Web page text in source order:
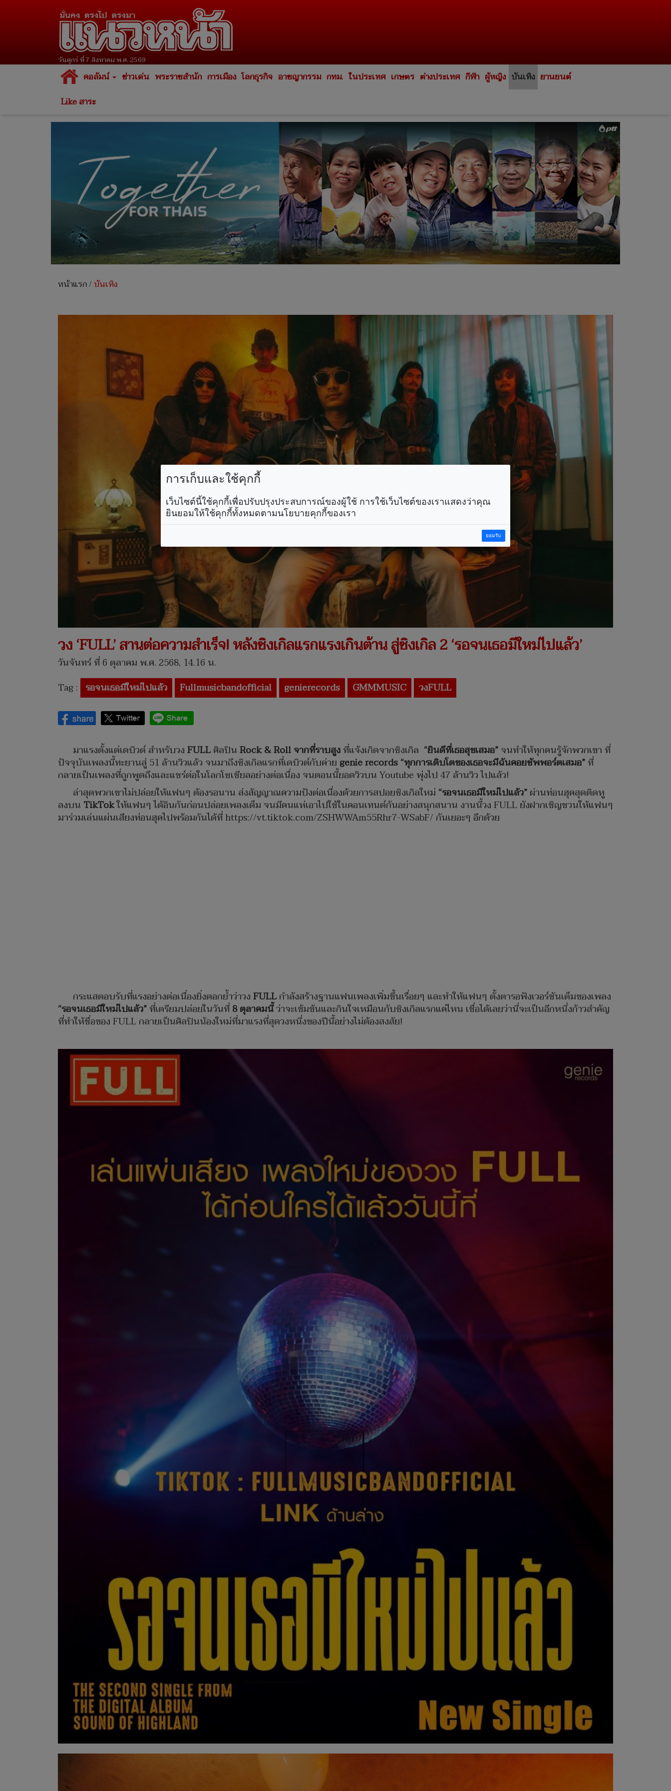
วันศุกร์ ที่ 7 สิงหาคม พ.ศ. 2569
คอลัมน์ ข่าวเด่น พระราชสำนัก การเมือง โลกธุรกิจ อาชญากรรม กทม. ในประเทศ เกษตร ต่างประเทศ กีฬา ผู้หญิง บันเทิง ยานยนต์
Like สาระ
หน้าแรก/บันเทิง
วง ‘FULL’ สานต่อความสำเร็จ! หลังซิงเกิลแรกแรงเกินต้าน สู่ซิงเกิล 2 ‘รอจนเธอมีใหม่ไปแล้ว’
วันจันทร์ ที่ 6 ตุลาคม พ.ศ. 2568, 14.16 น.
Tag : รอจนเธอมีใหม่ไปแล้ว Fullmusicbandofficial genierecords GMMMUSIC วงFULL
มาแรงตั้งแต่เดบิวต์ สำหรับวงFULLศิลปินRock & Roll จากที่ราบสูงที่แจ้งเกิดจากซิงเกิล “ยินดีที่เธอสุขเสมอ”จนทำให้ทุกคนรู้จักพวกเขา ที่
ปัจจุบันเพลงนี้ทะยานสู่ 51 ล้านวิวแล้ว จนมาถึงซิงเกิลแรกที่เดบิวต์กับค่าย genie records“ทุกการเติบโตของเธอจะมีฉันคอยซัพพอร์ตเสมอ”ที่
กลายเป็นเพลงที่ถูกพูดถึงและแชร์ต่อในโลกโซเชียลอย่างต่อเนื่อง จนตอนนี้ยอดวิวบน Youtube พุ่งไป 47 ล้านวิว ไปแล้ว!
ล่าสุดพวกเขาไม่ปล่อยให้แฟนๆ ต้องรอนาน ส่งสัญญาณความปังต่อเนื่องด้วยการสปอยซิงเกิลใหม่ “รอจนเธอมีใหม่ไปแล้ว”ผ่านท่อนฮุคสุดติดหู
ลงบน TikTokให้แฟนๆ ได้อินกันก่อนปล่อยเพลงเต็ม จนมีคนแห่เอาไปใช้ในคอนเทนต์กันอย่างสนุกสนาน งานนี้วง FULL ยังฝากเชิญชวนให้แฟนๆ
มาร่วมเล่นแผ่นเสียงท่อนฮุคไปพร้อมกันได้ที่https://vt.tiktok.com/ZSHWWAm55Rhr7-WSabF/กันเยอะๆ อีกด้วย
กระแสตอบรับที่แรงอย่างต่อเนื่องยิ่งตอกย้ำว่าวงFULLกำลังสร้างฐานแฟนเพลงเพิ่มขึ้นเรื่อยๆ และทำให้แฟนๆ ตั้งตารอฟังเวอร์ชันเต็มของเพลง
“รอจนเธอมีใหม่ไปแล้ว”ที่เตรียมปล่อยในวันที่8 ตุลาคมนี้ว่าจะเข้มข้นและกินใจเหมือนกับซิงเกิลแรกแค่ไหน เชื่อได้เลยว่านี่จะเป็นอีกหนึ่งก้าวสำคัญ
ที่ทำให้ชื่อของ FULL กลายเป็นศิลปินน้องใหม่ที่มาแรงที่สุดวงหนึ่งของปีนี้อย่างไม่ต้องสงสัย!
การเก็บและใช้คุกกี้
เว็บไซต์นี้ใช้คุกกี้เพื่อปรับปรุงประสบการณ์ของผู้ใช้ การใช้เว็บไซต์ของเราแสดงว่าคุณ
ยินยอมให้ใช้คุกกี้ทั้งหมดตามนโยบายคุกกี้ของเรา
ยอมรับ